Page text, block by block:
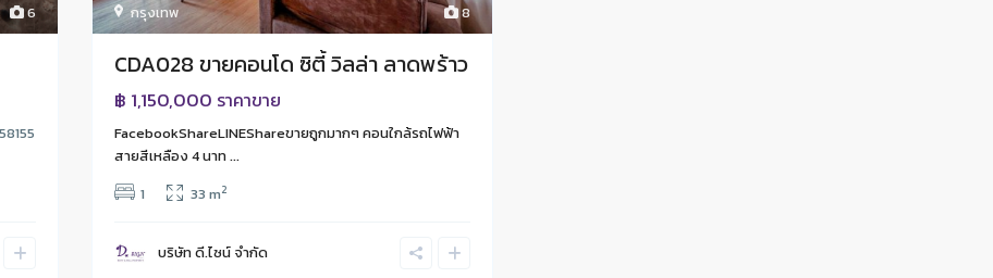
6 8
กรุงเทพ
CDA028 ขายคอนโด ซิตี้ วิลล่า ลาดพร้าว
฿ 1,150,000 ราคาขาย
FacebookShareLINEShareขายถูกมากๆ คอนใกล้รถไฟฟ้า
สายสีเหลือง 4 นาท ...
1
33 m2
บริษัท ดี.ไซน์ จํากัด